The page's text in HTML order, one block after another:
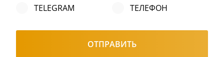
TELEGRAM
ТЕЛЕФОН
ОТПРАВИТЬ